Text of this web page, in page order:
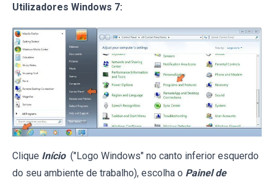
Utilizadores Windows 7:
Clique Início ("Logo Windows" no canto inferior esquerdo
do seu ambiente de trabalho), escolha o Painel de